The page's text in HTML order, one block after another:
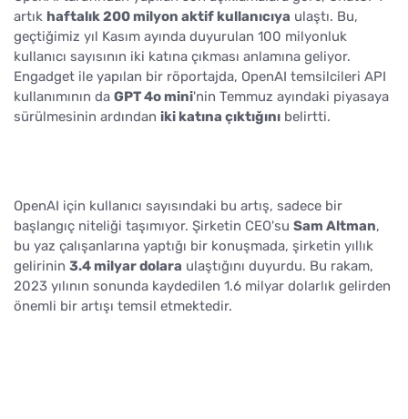
artık haftalık 200 milyon aktif kullanıcıya ulaştı. Bu,
geçtiğimiz yıl Kasım ayında duyurulan 100 milyonluk
kullanıcı sayısının iki katına çıkması anlamına geliyor.
Engadget ile yapılan bir röportajda, OpenAI temsilcileri API
kullanımının da GPT 4o mini'nin Temmuz ayındaki piyasaya
sürülmesinin ardından iki katına çıktığını belirtti.
OpenAI için kullanıcı sayısındaki bu artış, sadece bir
başlangıç niteliği taşımıyor. Şirketin CEO'su Sam Altman,
bu yaz çalışanlarına yaptığı bir konuşmada, şirketin yıllık
gelirinin 3.4 milyar dolara ulaştığını duyurdu. Bu rakam,
2023 yılının sonunda kaydedilen 1.6 milyar dolarlık gelirden
önemli bir artışı temsil etmektedir.